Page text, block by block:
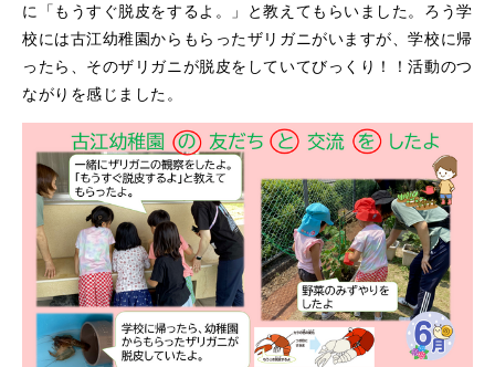
に「もうすぐ脱皮をするよ。」と教えてもらいました。ろう学
校には古江幼稚園からもらったザリガニがいますが、学校に帰
ったら、そのザリガニが脱皮をしていてびっくり！！活動のつ
ながりを感じました。